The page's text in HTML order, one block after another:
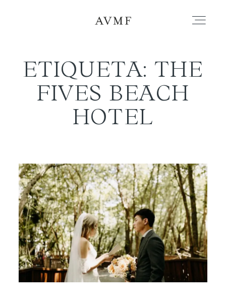
PORTAFOLIO
HISTORIAS
BLOG
CONTACTO
ES
ETIQUETA: THE
FIVES BEACH
HOTEL